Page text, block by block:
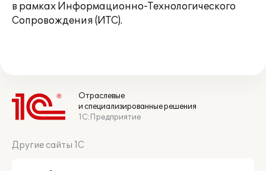
в рамках Информационно-Технологического
Сопровождения (ИТС).
Отраслевые
и специализированные решения
1С:Предприятие
Другие сайты 1С